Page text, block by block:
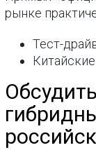
рынке
Тест-